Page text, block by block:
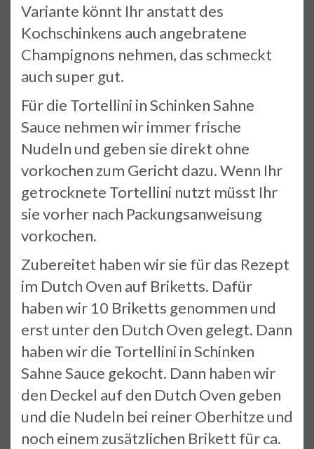
Variante könnt Ihr anstatt des
Kochschinkens auch angebratene
Champignons nehmen, das schmeckt
auch super gut.
Für die Tortellini in Schinken Sahne
Sauce nehmen wir immer frische
Nudeln und geben sie direkt ohne
vorkochen zum Gericht dazu. Wenn Ihr
getrocknete Tortellini nutzt müsst Ihr
sie vorher nach Packungsanweisung
vorkochen.
Zubereitet haben wir sie für das Rezept
im Dutch Oven auf Briketts. Dafür
haben wir 10 Briketts genommen und
erst unter den Dutch Oven gelegt. Dann
haben wir die Tortellini in Schinken
Sahne Sauce gekocht. Dann haben wir
den Deckel auf den Dutch Oven geben
und die Nudeln bei reiner Oberhitze und
noch einem zusätzlichen Brikett für ca.